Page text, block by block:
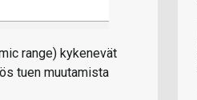
range) kykenevät
tuen muutamista